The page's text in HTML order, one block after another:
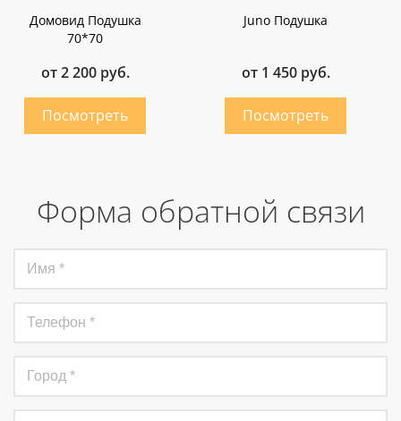
Домовид Подушка
70*70
от 2 200 руб.
Juno Подушка
от 1 450 руб.
Форма обратной связи